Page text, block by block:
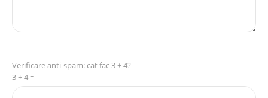
Verificare anti-spam: cat fac 3 + 4?
3 + 4 =